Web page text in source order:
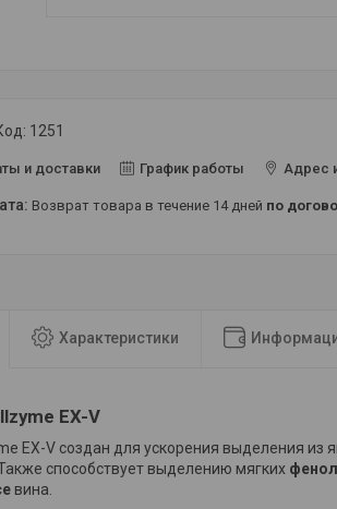
1251
и доставки График работы Адрес
возврат товара в течение 14 дней по
Характеристики
EX-V
EX-V создан для ускорения выделения из
способствует выделению мягких
вина.